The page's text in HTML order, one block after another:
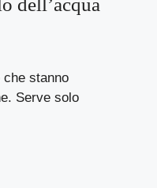
dell’acqua
stanno
Serve solo